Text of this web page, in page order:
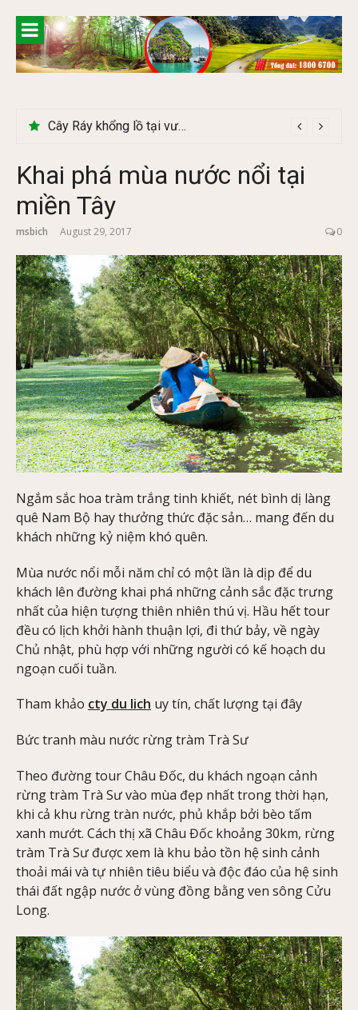
content
Cây Ráy khổng lồ tại vườn Quốc gia Cúc Phương
Khai phá mùa nước nổi tại
miền Tây
msbich August 29, 2017 0
Ngắm sắc hoa tràm trắng tinh khiết, nét bình dị làng
quê Nam Bộ hay thưởng thức đặc sản… mang đến du
khách những kỷ niệm khó quên.
Mùa nước nổi mỗi năm chỉ có một lần là dịp để du
khách lên đường khai phá những cảnh sắc đặc trưng
nhất của hiện tượng thiên nhiên thú vị. Hầu hết tour
đều có lịch khởi hành thuận lợi, đi thứ bảy, về ngày
Chủ nhật, phù hợp với những người có kế hoạch du
ngoạn cuối tuần.
Tham khảo cty du lich uy tín, chất lượng tại đây
Bức tranh màu nước rừng tràm Trà Sư
Theo đường tour Châu Đốc, du khách ngoạn cảnh
rừng tràm Trà Sư vào mùa đẹp nhất trong thời hạn,
khi cả khu rừng tràn nước, phủ khắp bởi bèo tấm
xanh mướt. Cách thị xã Châu Đốc khoảng 30km, rừng
tràm Trà Sư được xem là khu bảo tồn hệ sinh cảnh
thoải mái và tự nhiên tiêu biểu và độc đáo của hệ sinh
thái đất ngập nước ở vùng đồng bằng ven sông Cửu
Long.